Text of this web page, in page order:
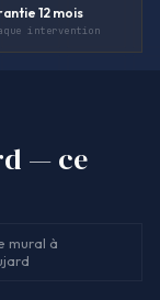
12 mois
intervention
— ce
mural à